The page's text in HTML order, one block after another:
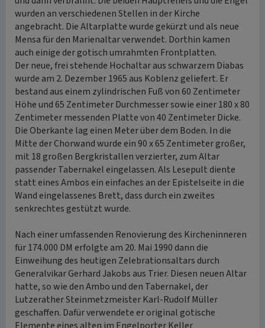
wurden an verschiedenen Stellen in der Kirche
angebracht. Die Altarplatte wurde gekürzt und als neue
Mensa für den Marienaltar verwendet. Dorthin kamen
auch einige der gotisch umrahmten Frontplatten.
Der neue, frei stehende Hochaltar aus schwarzem Diabas
wurde am 2. Dezember 1965 aus Koblenz geliefert. Er
bestand aus einem zylindrischen Fuß von 60 Zentimeter
Höhe und 65 Zentimeter Durchmesser sowie einer 180 x 80
Zentimeter messenden Platte von 40 Zentimeter Dicke.
Die Oberkante lag einen Meter über dem Boden. In die
Mitte der Chorwand wurde ein 90 x 65 Zentimeter großer,
mit 18 großen Bergkristallen verzierter, zum Altar
passender Tabernakel eingelassen. Als Lesepult diente
statt eines Ambos ein einfaches an der Epistelseite in die
Wand eingelassenes Brett, dass durch ein zweites
senkrechtes gestützt wurde.
Nach einer umfassenden Renovierung des Kircheninneren
für 174.000 DM erfolgte am 20. Mai 1990 dann die
Einweihung des heutigen Zelebrationsaltars durch
Generalvikar Gerhard Jakobs aus Trier. Diesen neuen Altar
hatte, so wie den Ambo und den Tabernakel, der
Lutzerather Steinmetzmeister Karl-Rudolf Müller
geschaffen. Dafür verwendete er original gotische